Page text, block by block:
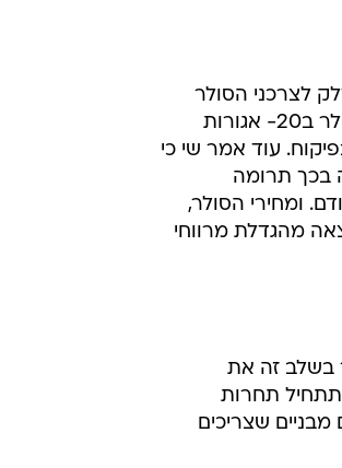
לצרכני הסולר
עוד אמר שי כי
בכך תרומה
ומחירי הסולר,
מהגדלת מרווחי
בשלב זה את
מבניים שצריכים